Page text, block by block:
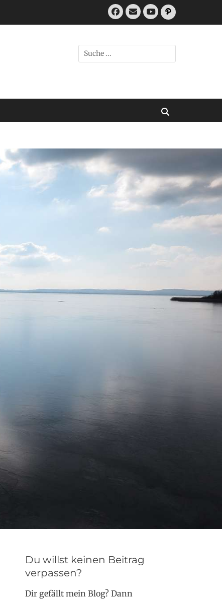
Facebook
E-
MailYouTube
Pfad
Suchen
nach:
Du willst keinen Beitrag
verpassen?
Dir gefällt mein Blog? Dann